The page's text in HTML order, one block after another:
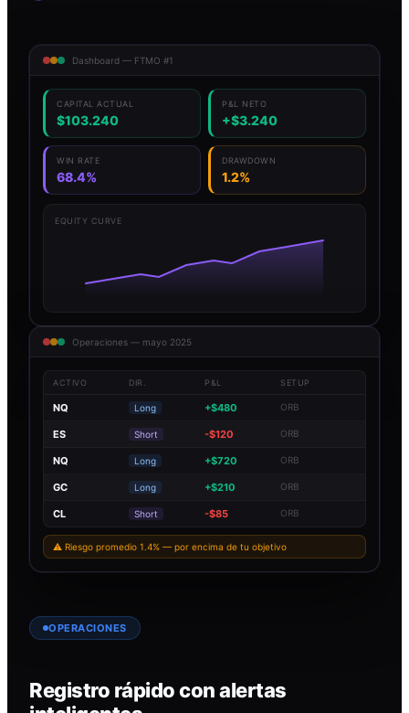
Dashboard — FTMO #1
CAPITAL ACTUAL
$103.240
P&L NETO
+$3.240
WIN RATE
68.4%
DRAWDOWN
1.2%
EQUITY CURVE
Operaciones — mayo 2025
ACTIVO DIR. P&L SETUP
NQ Long +$480 ORB
ES Short -$120 ORB
NQ Long +$720 ORB
GC Long +$210 ORB
CL Short -$85 ORB
⚠ Riesgo promedio 1.4% — por encima de tu objetivo
OPERACIONES
Registro rápido con alertas